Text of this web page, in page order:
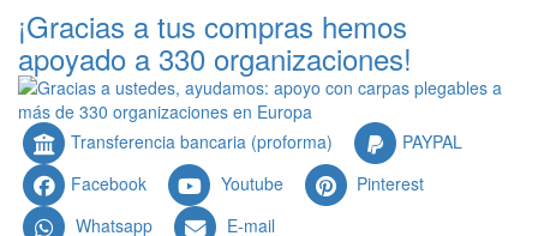
¡Gracias a tus compras hemos
apoyado a 330 organizaciones!
Transferencia bancaria (proforma)
PAYPAL
Facebook
Youtube
Pinterest
Whatsapp
E-mail